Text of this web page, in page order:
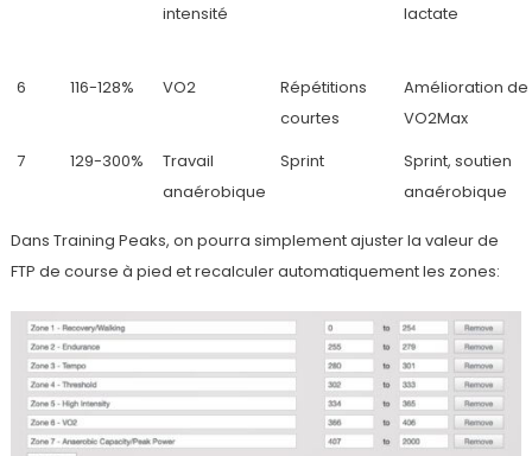
intensité
lactate
6 116-128% VO2
Répétitions
courtes
Amélioration de
VO2Max
7
129-300%
Travail
anaérobique
Sprint
Sprint, soutien
anaérobique
Dans Training Peaks, on pourra simplement ajuster la valeur de
FTP de course à pied et recalculer automatiquement les zones: